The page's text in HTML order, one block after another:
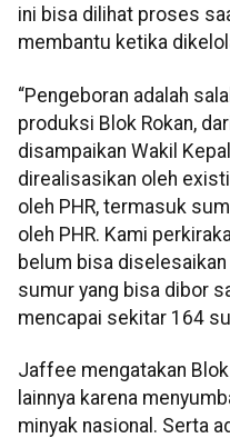
ini bisa dilihat proses
membantu ketika
“Pengeboran adalah
produksi Blok Rokan,
disampaikan Wakil
direalisasikan oleh
oleh PHR, termasuk
oleh PHR. Kami
belum bisa
sumur yang bisa dibor
mencapai sekitar 164
Jaffee mengatakan
lainnya karena
minyak nasional. Serta